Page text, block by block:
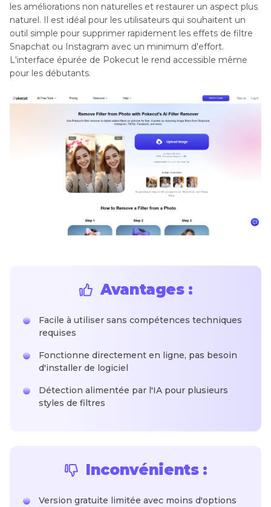
les améliorations non naturelles et restaurer un aspect plus
naturel. Il est idéal pour les utilisateurs qui souhaitent un
outil simple pour supprimer rapidement les effets de filtre
Snapchat ou Instagram avec un minimum d'effort.
L'interface épurée de Pokecut le rend accessible même
pour les débutants.
Avantages :
Facile à utiliser sans compétences techniques
requises
Fonctionne directement en ligne, pas besoin
d'installer de logiciel
Détection alimentée par l'IA pour plusieurs
styles de filtres
Inconvénients :
Version gratuite limitée avec moins d'options